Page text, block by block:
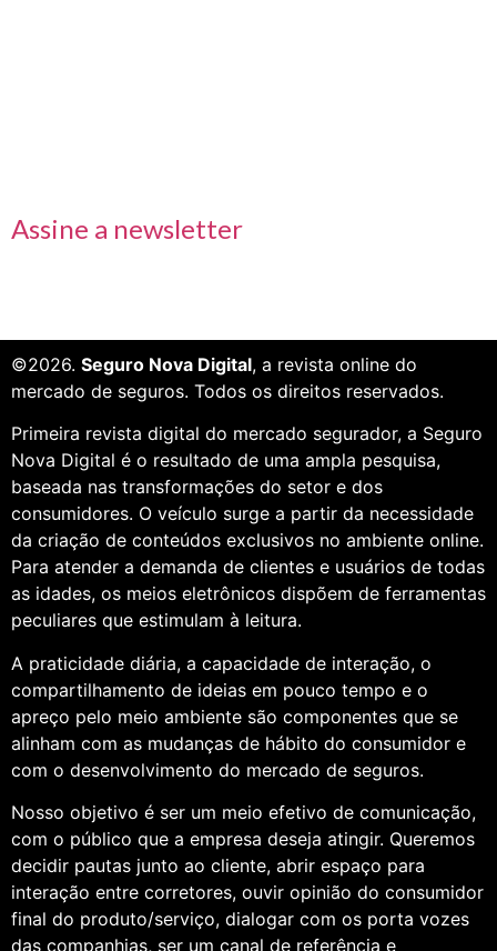
Assine a newsletter
©2026. Seguro Nova Digital, a revista online do
mercado de seguros. Todos os direitos reservados.
Primeira revista digital do mercado segurador, a Seguro
Nova Digital é o resultado de uma ampla pesquisa,
baseada nas transformações do setor e dos
consumidores. O veículo surge a partir da necessidade
da criação de conteúdos exclusivos no ambiente online.
Para atender a demanda de clientes e usuários de todas
as idades, os meios eletrônicos dispõem de ferramentas
peculiares que estimulam à leitura.
A praticidade diária, a capacidade de interação, o
compartilhamento de ideias em pouco tempo e o
apreço pelo meio ambiente são componentes que se
alinham com as mudanças de hábito do consumidor e
com o desenvolvimento do mercado de seguros.
Nosso objetivo é ser um meio efetivo de comunicação,
com o público que a empresa deseja atingir. Queremos
decidir pautas junto ao cliente, abrir espaço para
interação entre corretores, ouvir opinião do consumidor
final do produto/serviço, dialogar com os porta vozes
das companhias, ser um canal de referência e